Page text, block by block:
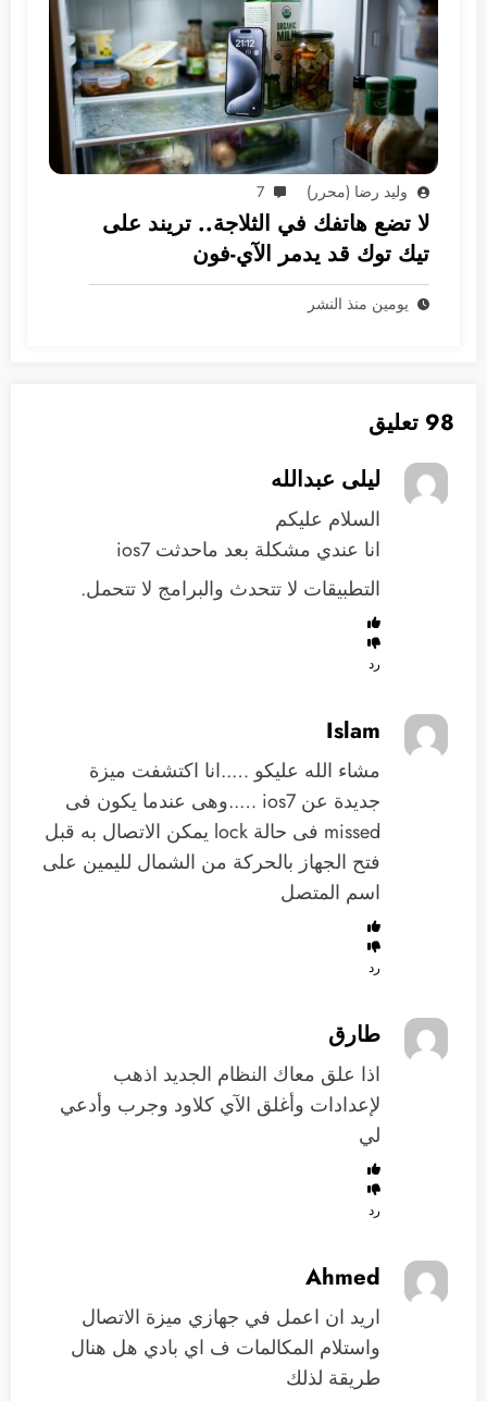
وليد رضا (محرر) 7
لا تضع هاتفك في الثلاجة.. تريند على
تيك توك قد يدمر الآي-فون
يومين منذ النشر
98 تعليق
ليلى عبدالله
السلام عليكم
انا عندي مشكلة بعد ماحدثت ios7
التطبيقات لا تتحدث والبرامج لا تتحمل.
رد
Islam
مشاء الله عليكو …..انا اكتشفت ميزة
جديدة عن ios7 …..وهى عندما يكون فى
missed فى حالة lock يمكن الاتصال به قبل
فتح الجهاز بالحركة من الشمال لليمين على
اسم المتصل
رد
طارق
اذا علق معاك النظام الجديد اذهب
لإعدادات وأغلق الآي كلاود وجرب وأدعي
لي
رد
Ahmed
اريد ان اعمل في جهازي ميزة الاتصال
واستلام المكالمات ف اي بادي هل هنال
طريقة لذلك